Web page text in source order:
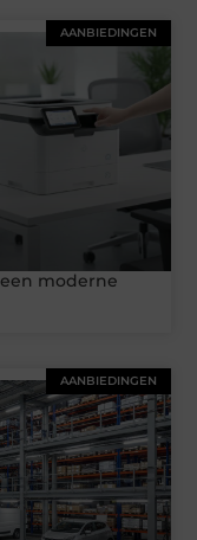
AANBIEDINGEN
moderne
AANBIEDINGEN